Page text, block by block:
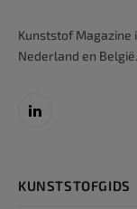
Kunststof
Nederland en België.
LinkedIn
KUNSTSTOFGIDS